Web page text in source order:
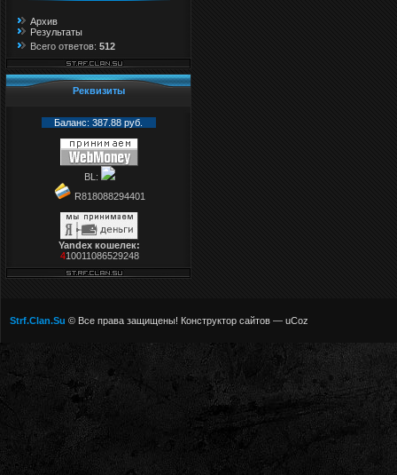
Архив
Результаты
Всего ответов: 512
Реквизиты
Баланс: 387.88 руб.
BL:
R818088294401
Yandex кошелек:
410011086529248
Strf.Clan.Su © Все права защищены! Конструктор сайтов — uCoz